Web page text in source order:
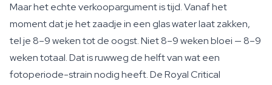
Maar het echte verkoopargument is tijd. Vanaf het
moment dat je het zaadje in een glas water laat zakken,
tel je 8–9 weken tot de oogst. Niet 8–9 weken bloei — 8–9
weken totaal. Dat is ruwweg de helft van wat een
fotoperiode-strain nodig heeft. De Royal Critical